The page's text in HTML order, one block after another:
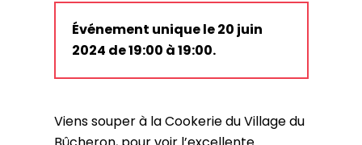
Événement unique le 20 juin
2024 de 19:00 à 19:00.
Viens souper à la Cookerie du Village du